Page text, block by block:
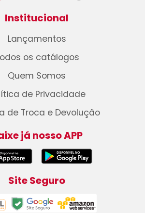
Institucional
Lançamentos
os catálogos
Quem Somos
de Privacidade
de Troca e Devolução
já nosso APP
Site Seguro